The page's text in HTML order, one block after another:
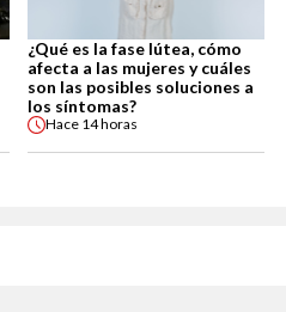
¿Qué es la fase lútea, cómo
afecta a las mujeres y cuáles
son las posibles soluciones a
los síntomas?
Hace 14 horas